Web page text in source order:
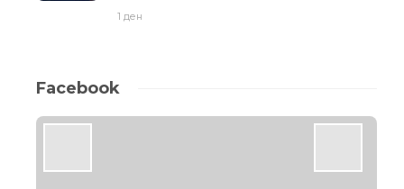
1 ден
Facebook